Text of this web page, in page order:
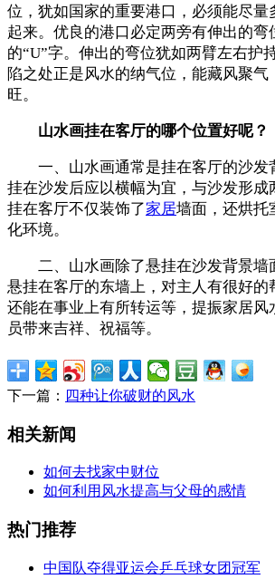
位，犹如国家的重要港口，必须能尽量
起来。优良的港口必定两旁有伸出的弯
的“U”字。伸出的弯位犹如两臂左右护
陷之处正是风水的纳气位，能藏风聚气
旺。
山水画挂在客厅的哪个位置好呢？
一、山水画通常是挂在客厅的沙发
挂在沙发后应以横幅为宜，与沙发形成
挂在客厅不仅装饰了家居墙面，还烘托
化环境。
二、山水画除了悬挂在沙发背景墙
悬挂在客厅的东墙上，对主人有很好的
还能在事业上有所转运等，提振家居风
员带来吉祥、祝福等。
下一篇： 四种让你破财的风水
相关新闻
如何去找家中财位
如何利用风水提高与父母的感情
热门推荐
中国队夺得亚运会乒乓球女团冠军